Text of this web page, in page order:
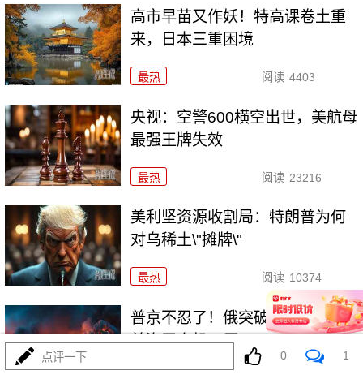
高市早苗又作妖！特高课卷土重
来，日本三重困境
最热 阅读 4403
央视：空警600横空出世，美航母
最强王牌失效
最热 阅读 23216
美利坚资源收割局：特朗普为何
对乌稀土\"摊牌\"
最热 阅读 10374
普京不忍了！俄突破禁忌，猛轰
美资无人机工厂
点评一下 0 1